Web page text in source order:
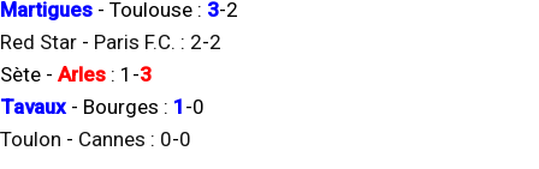
Martigues - Toulouse : 3-2
Red Star - Paris F.C. : 2-2
Sète - Arles : 1 -3
Tavaux - Bourges : 1 -0
Toulon - Cannes : 0-0